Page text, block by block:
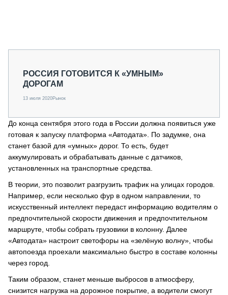
РОССИЯ ГОТОВИТСЯ К «УМНЫМ»
ДОРОГАМ
13 июля 2020Рынок
До конца сентября этого года в России должна появиться уже
готовая к запуску платформа «Автодата». По задумке, она
станет базой для «умных» дорог. То есть, будет
аккумулировать и обрабатывать данные с датчиков,
установленных на транспортные средства.
В теории, это позволит разгрузить трафик на улицах городов.
Например, если несколько фур в одном направлении, то
искусственный интеллект передаст информацию водителям о
предпочтительной скорости движения и предпочтительном
маршруте, чтобы собрать грузовики в колонну. Далее
«Автодата» настроит светофоры на «зелёную волну», чтобы
автопоезда проехали максимально быстро в составе колонны
через город.
Таким образом, станет меньше выбросов в атмосферу,
снизится нагрузка на дорожное покрытие, а водители смогут